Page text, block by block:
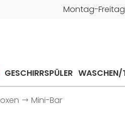
Montag-
GESCHIRRSPÜLER WASCHEN/
Mini-Bar